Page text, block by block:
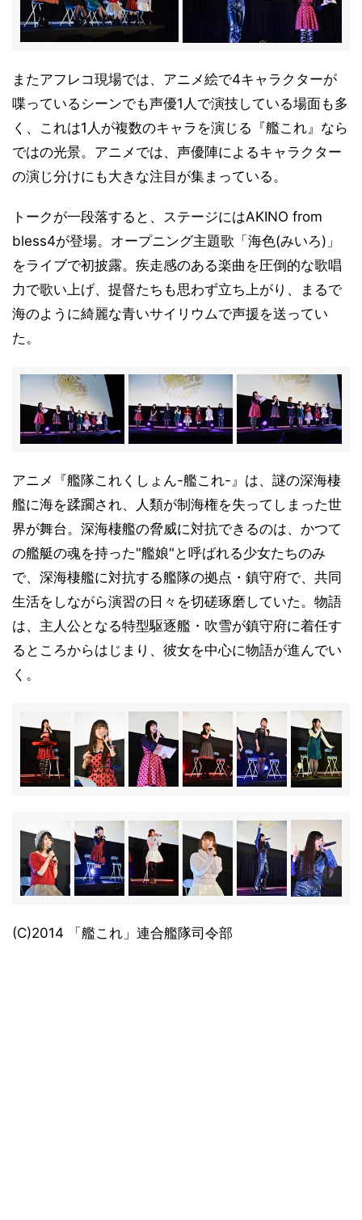
またアフレコ現場では、アニメ絵で4キャラクターが
喋っているシーンでも声優1人で演技している場面も多
く、これは1人が複数のキャラを演じる『艦これ』なら
ではの光景。アニメでは、声優陣によるキャラクター
の演じ分けにも大きな注目が集まっている。
トークが一段落すると、ステージにはAKINO from
bless4が登場。オープニング主題歌「海色(みいろ)」
をライブで初披露。疾走感のある楽曲を圧倒的な歌唱
力で歌い上げ、提督たちも思わず立ち上がり、まるで
海のように綺麗な青いサイリウムで声援を送ってい
た。
アニメ『艦隊これくしょん-艦これ-』は、謎の深海棲
艦に海を蹂躙され、人類が制海権を失ってしまった世
界が舞台。深海棲艦の脅威に対抗できるのは、かつて
の艦艇の魂を持った"艦娘"と呼ばれる少女たちのみ
で、深海棲艦に対抗する艦隊の拠点・鎮守府で、共同
生活をしながら演習の日々を切磋琢磨していた。物語
は、主人公となる特型駆逐艦・吹雪が鎮守府に着任す
るところからはじまり、彼女を中心に物語が進んでい
く。
(C)2014 「艦これ」連合艦隊司令部